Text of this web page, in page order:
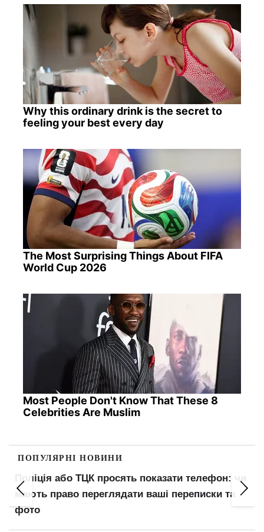
Why this ordinary drink is the secret to
feeling your best every day
The Most Surprising Things About FIFA
World Cup 2026
Most People Don't Know That These 8
Celebrities Are Muslim
ПОПУЛЯРНІ НОВИНИ
Поліція або ТЦК просять показати телефон: чи
мають право переглядати ваші переписки та
фото